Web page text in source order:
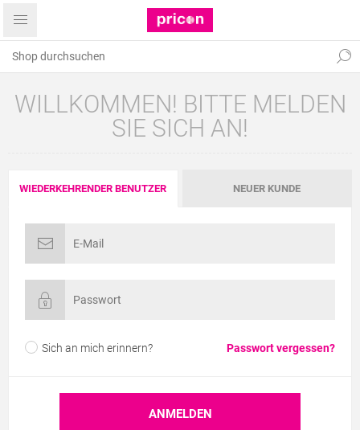
WILLKOMMEN! BITTE MELDEN
SIE SICH AN!
WIEDERKEHRENDER BENUTZER NEUER KUNDE
Sich an mich erinnern? Passwort vergessen?